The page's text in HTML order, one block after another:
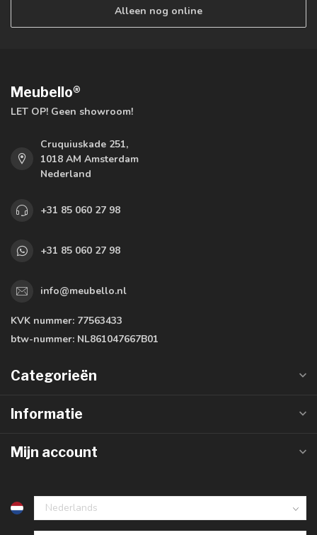
Alleen nog online
Meubello®
LET OP! Geen showroom!
Cruquiuskade 251,
1018 AM Amsterdam
Nederland
+31 85 060 27 98
+31 85 060 27 98
info@meubello.nl
KVK nummer: 77563433
btw-nummer: NL861047667B01
Categorieën
Informatie
Mijn account